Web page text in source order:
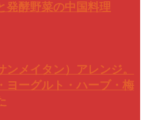
発酵野菜の中国料理
ンメイタン）アレンジ。
ヨーグルト・ハーブ・梅